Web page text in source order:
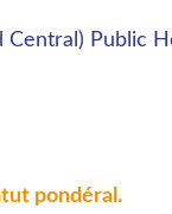
Public
pondéral.